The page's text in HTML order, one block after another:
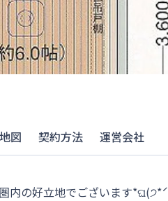
図 契約方法 運営会社
内の好立地でございます